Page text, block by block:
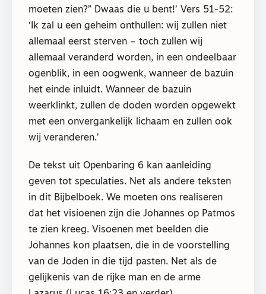
moeten zien?” Dwaas die u bent!’ Vers 51-52:
‘Ik zal u een geheim onthullen: wij zullen niet
allemaal eerst sterven – toch zullen wij
allemaal veranderd worden, in een ondeelbaar
ogenblik, in een oogwenk, wanneer de bazuin
het einde inluidt. Wanneer de bazuin
weerklinkt, zullen de doden worden opgewekt
met een onvergankelijk lichaam en zullen ook
wij veranderen.’
De tekst uit Openbaring 6 kan aanleiding
geven tot speculaties. Net als andere teksten
in dit Bijbelboek. We moeten ons realiseren
dat het visioenen zijn die Johannes op Patmos
te zien kreeg. Visoenen met beelden die
Johannes kon plaatsen, die in de voorstelling
van de Joden in die tijd pasten. Net als de
gelijkenis van de rijke man en de arme